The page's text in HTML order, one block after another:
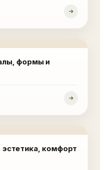
формы и
комфорт